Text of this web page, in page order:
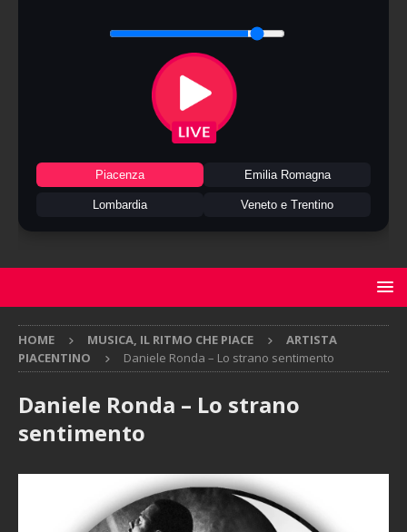
Piacenza Emilia Romagna
Lombardia Veneto e Trentino
HOME MUSICA, IL RITMO CHE PIACE
ARTISTA
PIACENTINO
Daniele Ronda – Lo strano sentimento
Daniele Ronda – Lo strano
sentimento